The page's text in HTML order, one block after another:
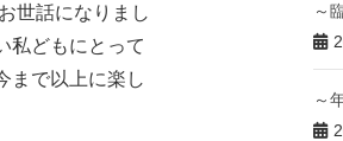
世話になりまし
私どもにとって
まで以上に楽し
～
～